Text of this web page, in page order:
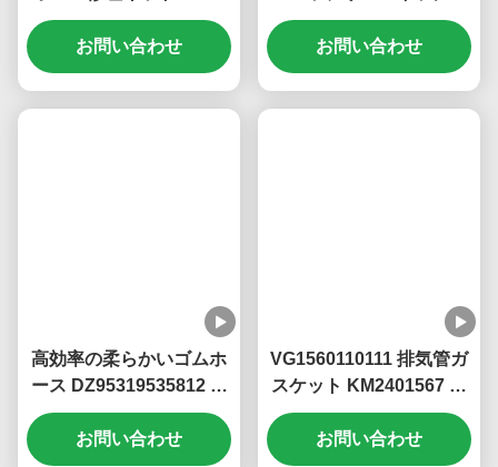
DXB KM8200144 耐熱エ
ンジンオーバーホールキ
ット
お問い合わせ
KM3600023 Sinotruk
Howo T5G T7G メインバ
ッテリー切断
お問い合わせ